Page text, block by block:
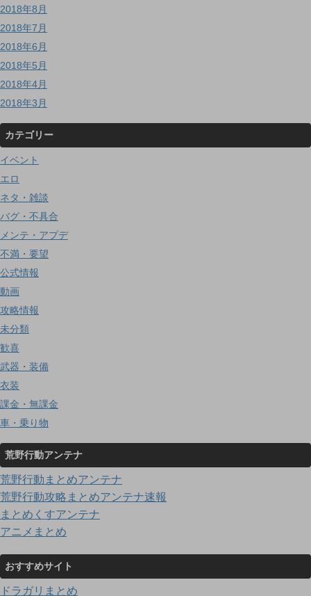
2018年8月
2018年7月
2018年6月
2018年5月
2018年4月
2018年3月
カテゴリー
イベント
エロ
ネタ・雑談
バグ・不具合
メンテ・アプデ
不満・要望
公式情報
動画
攻略情報
未分類
歓喜
武器・装備
衣装
課金・無課金
車・乗り物
荒野行動アンテナ
荒野行動まとめアンテナ
荒野行動攻略まとめアンテナ速報
まとめくすアンテナ
アニメまとめ
おすすめサイト
ドラガリまとめ